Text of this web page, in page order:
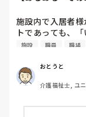
施設内で入居者
トであっても、
ざわつく…。
施設 職員 職場
おとうと
介護福祉士, ユ